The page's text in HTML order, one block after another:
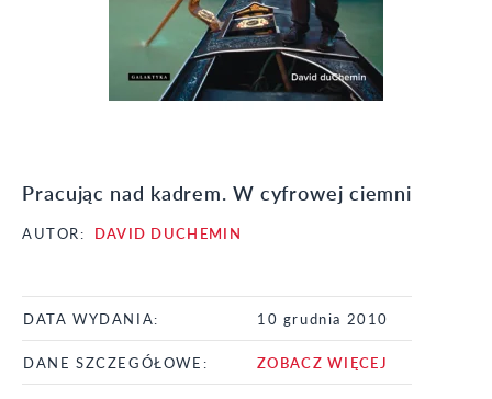
Pracując nad kadrem. W cyfrowej ciemni
AUTOR: DAVID DUCHEMIN
DATA WYDANIA: 10 grudnia 2010
DANE SZCZEGÓŁOWE: ZOBACZ WIĘCEJ